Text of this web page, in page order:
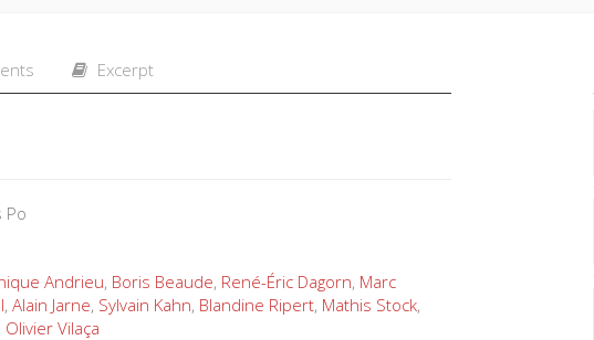
Excerpt
Po
Andrieu, Boris Beaude, René-Éric Dagorn, Marc
, Alain Jarne, Sylvain Kahn, Blandine Ripert, Mathis Stock,
Olivier Vilaça